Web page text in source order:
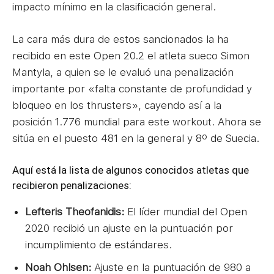
impacto mínimo en la clasificación general.
La cara más dura de estos sancionados la ha
recibido en este Open 20.2 el atleta sueco Simon
Mantyla, a quien se le evaluó una penalización
importante por «falta constante de profundidad y
bloqueo en los thrusters», cayendo así a la
posición 1.776 mundial para este workout. Ahora se
sitúa en el puesto 481 en la general y 8º de Suecia.
Aquí está la lista de algunos conocidos atletas que
recibieron penalizaciones:
Lefteris Theofanidis: El líder mundial del Open
2020 recibió un ajuste en la puntuación por
incumplimiento de estándares.
Noah Ohlsen: Ajuste en la puntuación de 980 a